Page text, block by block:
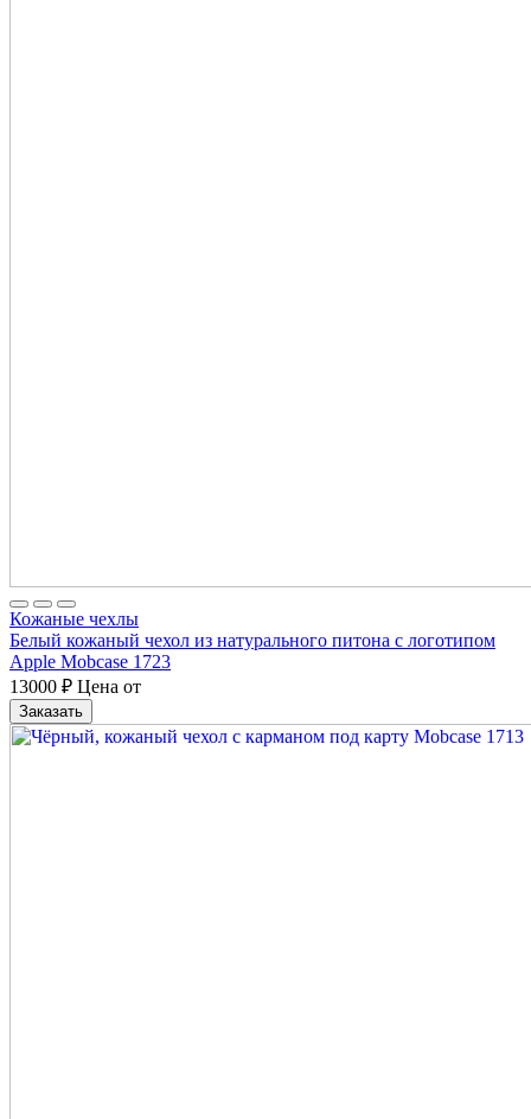
Кожаные чехлы
Белый кожаный чехол из натурального питона с логотипом
Apple Mobcase 1723
13000 ₽ Цена от
Заказать